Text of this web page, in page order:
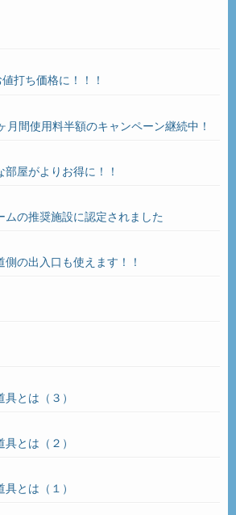
打ち価格に！！！
月間使用料半額のキャンペーン継続中！
屋がよりお得に！！
ムの推奨施設に認定されました
側の出入口も使えます！！
とは（３）
とは（２）
とは（１）